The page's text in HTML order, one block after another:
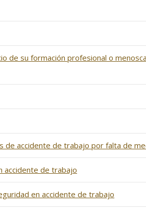
su formación profesional o
de accidente de trabajo por falta de
accidente de trabajo
en accidente de trabajo